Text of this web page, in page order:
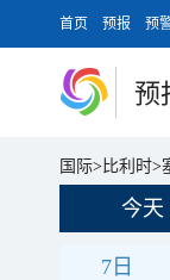
首页 预报 预
预
国际> 比利时>
今天
7日